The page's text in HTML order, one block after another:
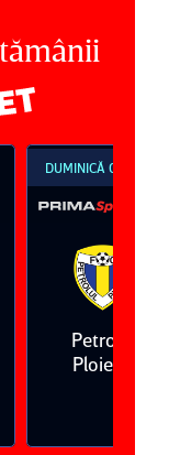
DUMINICĂ 09 AUG,
Petrolul
Ploieşti